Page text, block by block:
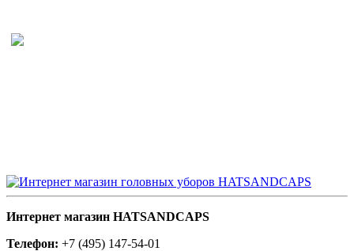
Интернет магазин HATSANDCAPS
Телефон: +7 (495) 147-54-01